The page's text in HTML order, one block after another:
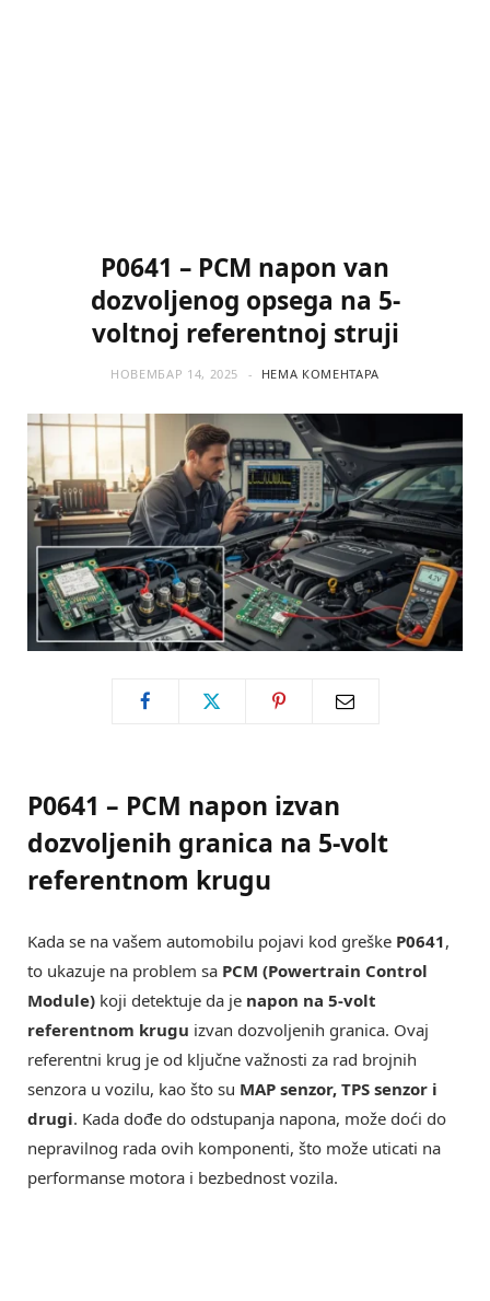
P0641 – PCM napon van
dozvoljenog opsega na 5-
voltnoj referentnoj struji
НОВЕМБАР 14, 2025 НЕМА КОМЕНТАРА
P0641 – PCM napon izvan
dozvoljenih granica na 5-volt
referentnom krugu
Kada se na vašem automobilu pojavi kod greške P0641,
to ukazuje na problem sa PCM (Powertrain Control
Module) koji detektuje da je napon na 5-volt
referentnom krugu izvan dozvoljenih granica. Ovaj
referentni krug je od ključne važnosti za rad brojnih
senzora u vozilu, kao što su MAP senzor, TPS senzor i
drugi. Kada dođe do odstupanja napona, može doći do
nepravilnog rada ovih komponenti, što može uticati na
performanse motora i bezbednost vozila.